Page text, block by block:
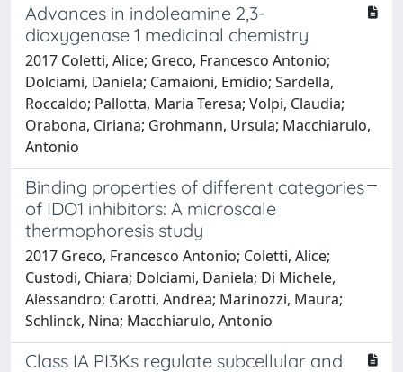
Advances in indoleamine 2,3-
dioxygenase 1 medicinal chemistry
2017 Coletti, Alice; Greco, Francesco Antonio;
Dolciami, Daniela; Camaioni, Emidio; Sardella,
Roccaldo; Pallotta, Maria Teresa; Volpi, Claudia;
Orabona, Ciriana; Grohmann, Ursula; Macchiarulo,
Antonio
Binding properties of different categories
of IDO1 inhibitors: A microscale
thermophoresis study
2017 Greco, Francesco Antonio; Coletti, Alice;
Custodi, Chiara; Dolciami, Daniela; Di Michele,
Alessandro; Carotti, Andrea; Marinozzi, Maura;
Schlinck, Nina; Macchiarulo, Antonio
Class IA PI3Ks regulate subcellular and